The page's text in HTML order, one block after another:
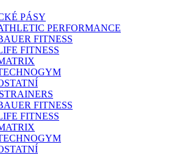
PÁSY
PERFORMANCE
FITNESS
FITNESS
FITNESS
FITNESS